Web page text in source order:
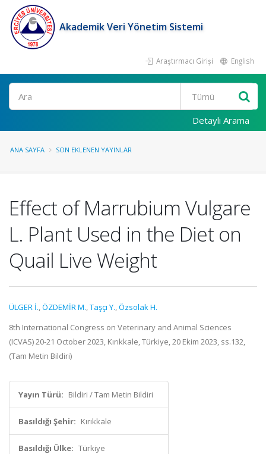
Akademik Veri Yönetim Sistemi
Araştırmacı Girişi English
Ara
Detaylı Arama
ANA SAYFA SON EKLENEN YAYINLAR
Effect of Marrubium Vulgare
L. Plant Used in the Diet on
Quail Live Weight
ÜLGER İ.,ÖZDEMİR M.,Taşçı Y.,Özsolak H.
8th International Congress on Veterinary and Animal Sciences
(ICVAS) 20-21 October 2023, Kırıkkale, Türkiye, 20 Ekim 2023, ss.132,
(Tam Metin Bildiri)
Yayın Türü: Bildiri / Tam Metin Bildiri
Basıldığı Şehir: Kırıkkale
Basıldığı Ülke: Türkiye